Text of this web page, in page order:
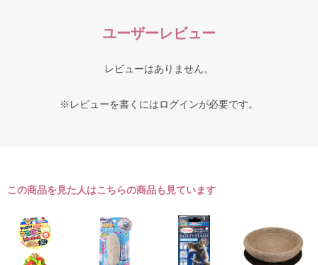
ユーザーレビュー
レビューはありません。
※レビューを書くにはログインが必要です。
この商品を見た人はこちらの商品も見ています